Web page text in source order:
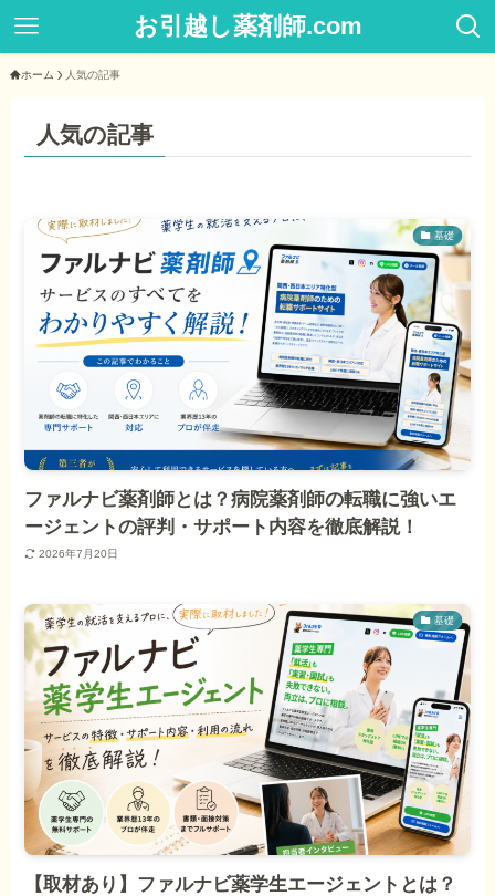
お引越し薬剤師.com
ホーム 人気の記事
人気の記事
基礎
ファルナビ薬剤師とは？病院薬剤師の転職に強いエ
ージェントの評判・サポート内容を徹底解説！
2026年7月20日
基礎
【取材あり】ファルナビ薬学生エージェントとは？